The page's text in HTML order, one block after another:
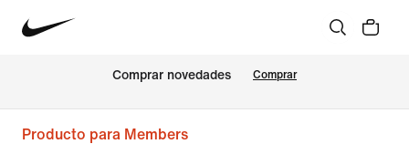
Comprar novedades Comprar
Producto para Members